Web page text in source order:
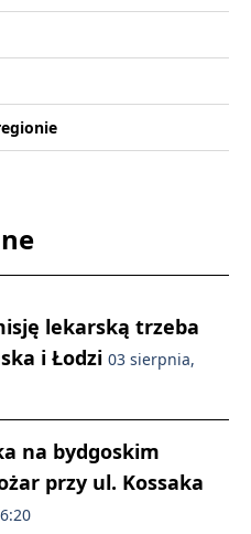
lekarską trzeba
i Łodzi 03 sierpnia,
na bydgoskim
przy ul. Kossaka